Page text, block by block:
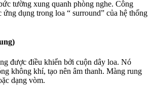
tường xung quanh phòng nghe. Công
dụng trong loa “ surround” của hệ thống
được điều khiển bởi cuộn dây loa. Nó
không khí, tạo nên âm thanh. Màng rung
dạng vòm.